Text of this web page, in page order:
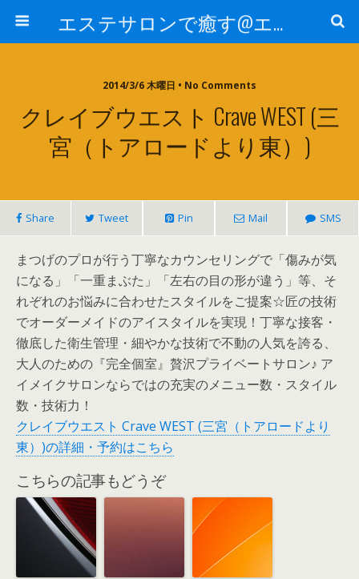
エステサロンで癒す@エステ～全国エステ情報
2014/3/6 木曜日 • No Comments
クレイブウエスト Crave WEST (三
宮（トアロードより東）)
Share Tweet Pin Mail SMS
まつげのプロが行う丁寧なカウンセリングで「傷みが気
になる」「一重まぶた」「左右の目の形が違う」等、そ
れぞれのお悩みに合わせたスタイルをご提案☆匠の技術
でオーダーメイドのアイスタイルを実現！丁寧な接客・
徹底した衛生管理・細やかな技術で不動の人気を誇る、
大人のための『完全個室』贅沢プライベートサロン♪ ア
イメイクサロンならではの充実のメニュー数・スタイル
数・技術力！
クレイブウエスト Crave WEST (三宮（トアロードより
東）)の詳細・予約はこちら
こちらの記事もどうぞ